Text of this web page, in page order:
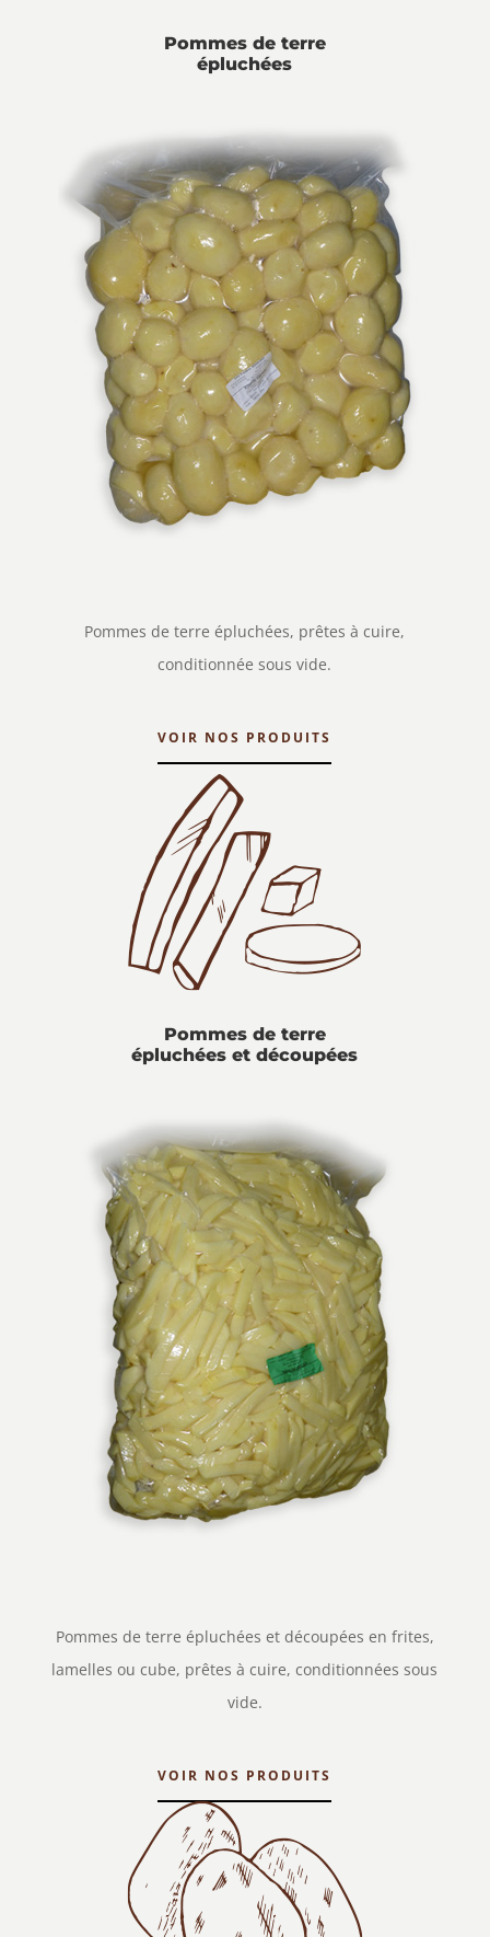
Pommes de terre
épluchées
Pommes de terre épluchées, prêtes à cuire,
conditionnée sous vide.
VOIR NOS PRODUITS
Pommes de terre
épluchées et découpées
Pommes de terre épluchées et découpées en frites,
lamelles ou cube, prêtes à cuire, conditionnées sous
vide.
VOIR NOS PRODUITS